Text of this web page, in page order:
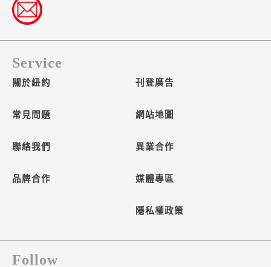
Service
關於紐約
常見問題
聯絡我們
品牌合作
刊登廣告
網站地圖
異業合作
媒體專區
隱私權政策
Follow